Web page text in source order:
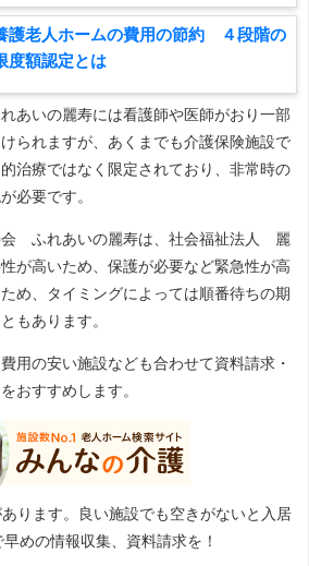
護老人ホームの費用の節約 ４段階の
度額認定とは
あいの麗寿には看護師や医師がおり一部
られますが、あくまでも介護保険施設で
治療ではなく限定されており、非常時の
必要です。
会 ふれあいの麗寿は、社会福祉法人 麗
が高いため、保護が必要など緊急性が高
め、タイミングによっては順番待ちの期
もあります。
用の安い施設なども合わせて資料請求・
おすすめします。
ります。良い施設でも空きがないと入居
めの情報収集、資料請求を！